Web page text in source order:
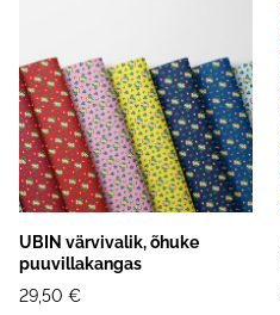
UBIN värvivalik, õhuke
puuvillakangas
29,50 €